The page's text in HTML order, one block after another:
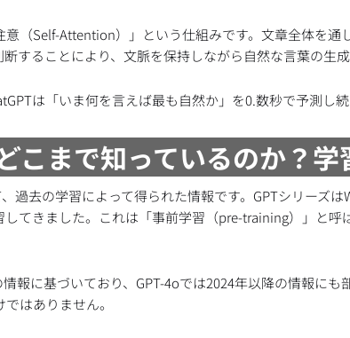
（Self-Attention）」という仕組みです。文章全体を通
することにより、文脈を保持しながら自然な言葉の生成
は「いま何を言えば最も自然か」を0.数秒で予測し続
こまで知っているのか？学
過去の学習によって得られた情報です。GPTシリーズ
てきました。これは「事前学習（pre-training）」と呼
報に基づいており、GPT-4oでは2024年以降の情報に
はありません。